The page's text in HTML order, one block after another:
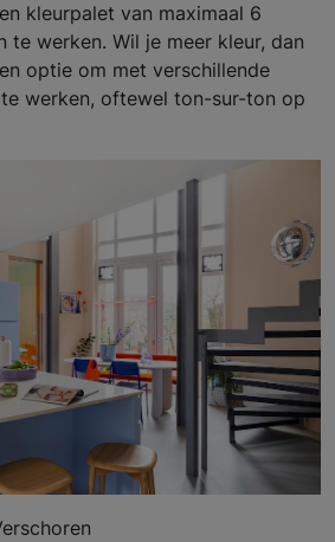
kleurpalet van maximaal 6
te werken. Wil je meer kleur, dan
optie om met verschillende
werken, oftewel ton-sur-ton op